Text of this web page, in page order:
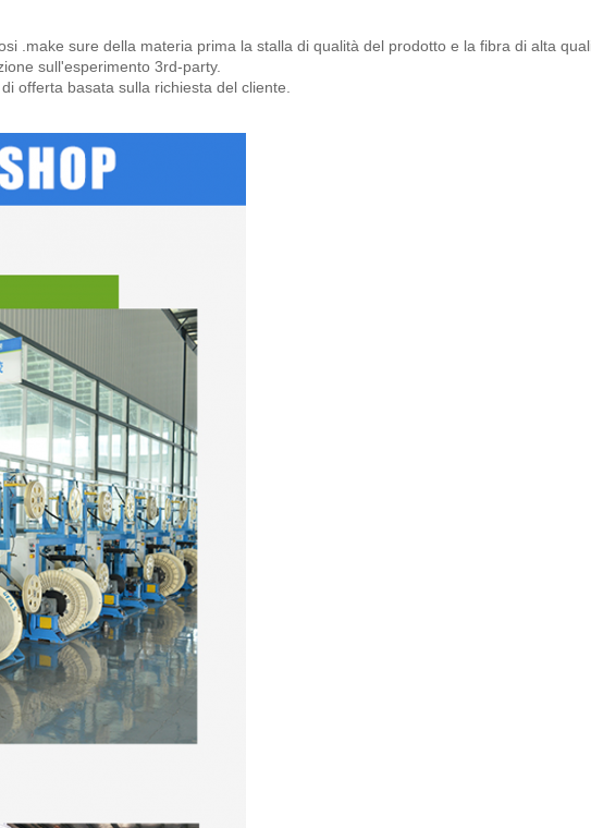
.make sure della materia prima la stalla di qualità del prodotto e la fibra di alta
sull'esperimento 3rd-party.
offerta basata sulla richiesta del cliente.